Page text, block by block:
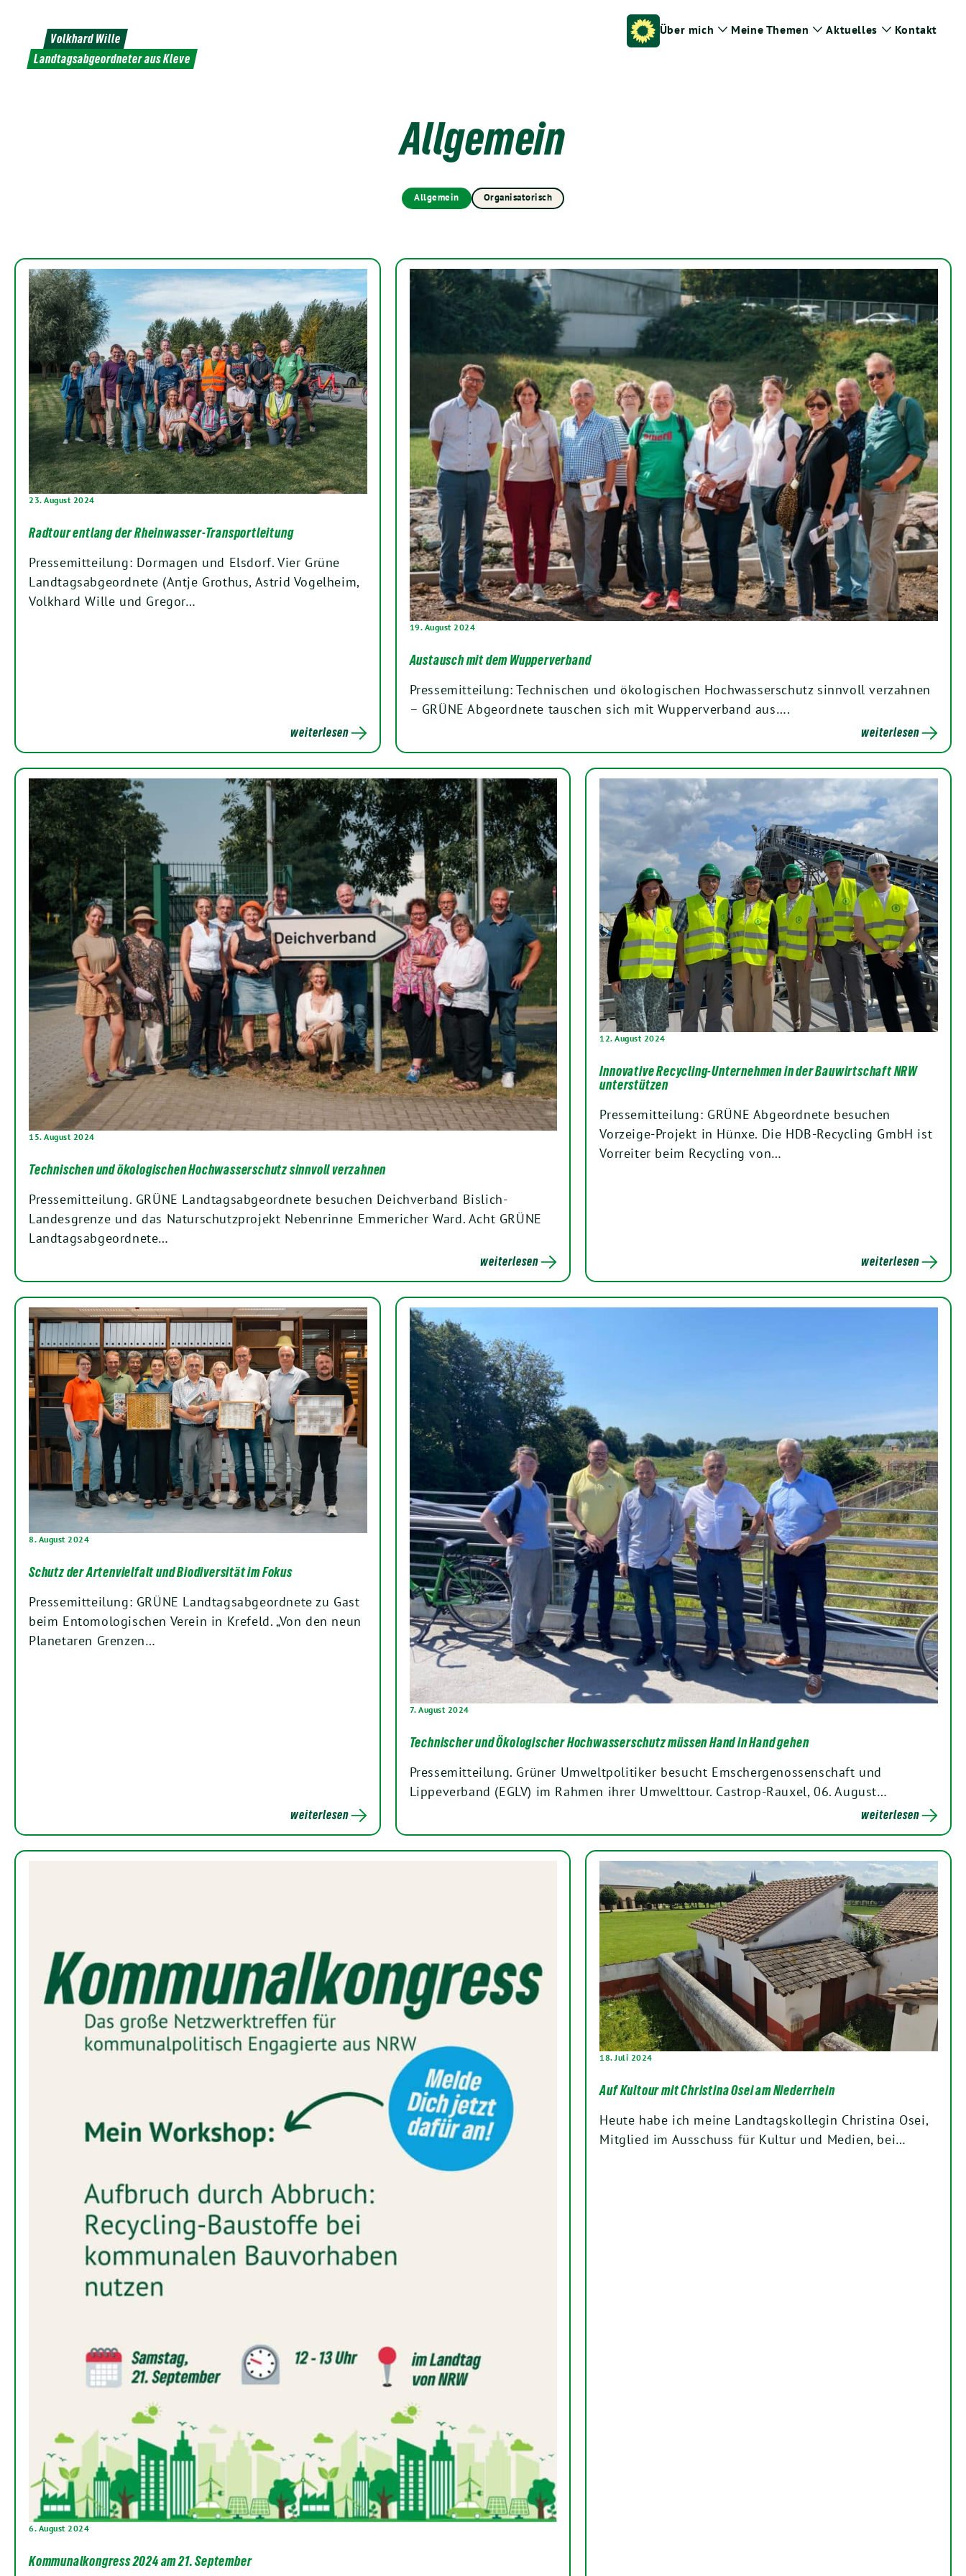
Inhalt
Volkhard Wille
Landtagsabgeordneter aus Kleve
Über mich
Zeige
Meine Themen
Zeige
Aktuelles Zeige
Kontakt
Allgemein
Allgemein Organisatorisch
23. August 2024
Radtour entlang der Rheinwasser-Transportleitung
Pressemitteilung: Dormagen und Elsdorf. Vier Grüne
Landtagsabgeordnete (Antje Grothus, Astrid Vogelheim,
Volkhard Wille und Gregor…
weiterlesen
19. August 2024
Austausch mit dem Wupperverband
Pressemitteilung: Technischen und ökologischen Hochwasserschutz sinnvoll verzahnen
– GRÜNE Abgeordnete tauschen sich mit Wupperverband aus….
weiterlesen
15. August 2024
Technischen und ökologischen Hochwasserschutz sinnvoll verzahnen
Pressemitteilung. GRÜNE Landtagsabgeordnete besuchen Deichverband Bislich-
Landesgrenze und das Naturschutzprojekt Nebenrinne Emmericher Ward. Acht GRÜNE
Landtagsabgeordnete…
weiterlesen
12. August 2024
Innovative Recycling-Unternehmen in der Bauwirtschaft NRW
unterstützen
Pressemitteilung: GRÜNE Abgeordnete besuchen
Vorzeige-Projekt in Hünxe. Die HDB-Recycling GmbH ist
Vorreiter beim Recycling von…
weiterlesen
8. August 2024
Schutz der Artenvielfalt und Biodiversität im Fokus
Pressemitteilung: GRÜNE Landtagsabgeordnete zu Gast
beim Entomologischen Verein in Krefeld. „Von den neun
Planetaren Grenzen…
weiterlesen
7. August 2024
Technischer und Ökologischer Hochwasserschutz müssen Hand in Hand gehen
Pressemitteilung. Grüner Umweltpolitiker besucht Emschergenossenschaft und
Lippeverband (EGLV) im Rahmen ihrer Umwelttour. Castrop-Rauxel, 06. August…
weiterlesen
6. August 2024
Kommunalkongress 2024 am 21. September
18. Juli 2024
Auf Kultour mit Christina Osei am Niederrhein
Heute habe ich meine Landtagskollegin Christina Osei,
Mitglied im Ausschuss für Kultur und Medien, bei…